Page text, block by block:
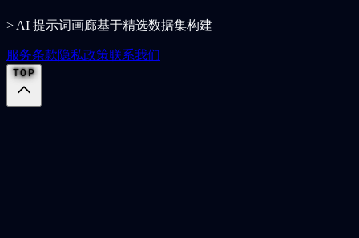
> AI 提示词画廊基于精选数据集构建
服务条款隐私政策联系我们
TOP